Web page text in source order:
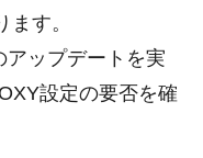
す。
アップデートを実
設定の要否を確